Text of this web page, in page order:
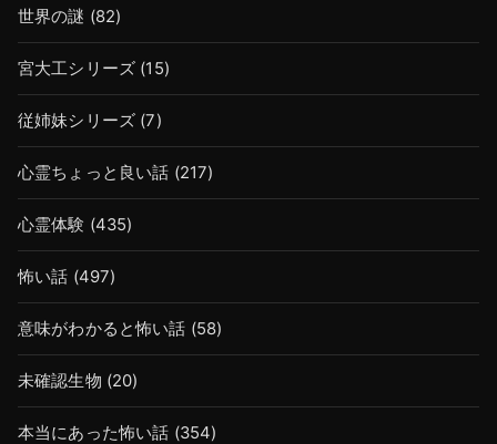
世界の謎 (82)
宮大工シリーズ (15)
従姉妹シリーズ (7)
心霊ちょっと良い話 (217)
心霊体験 (435)
怖い話 (497)
意味がわかると怖い話 (58)
未確認生物 (20)
本当にあった怖い話 (354)